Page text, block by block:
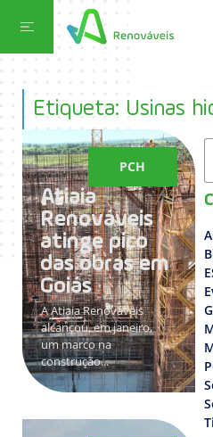
Etiqueta: Usinas
PCH
Atiaia
Renováveis
atinge pico
das obras em
Goiás
A Atiaia Renováveis
alcançou, em janeiro,
um marco na
construção...